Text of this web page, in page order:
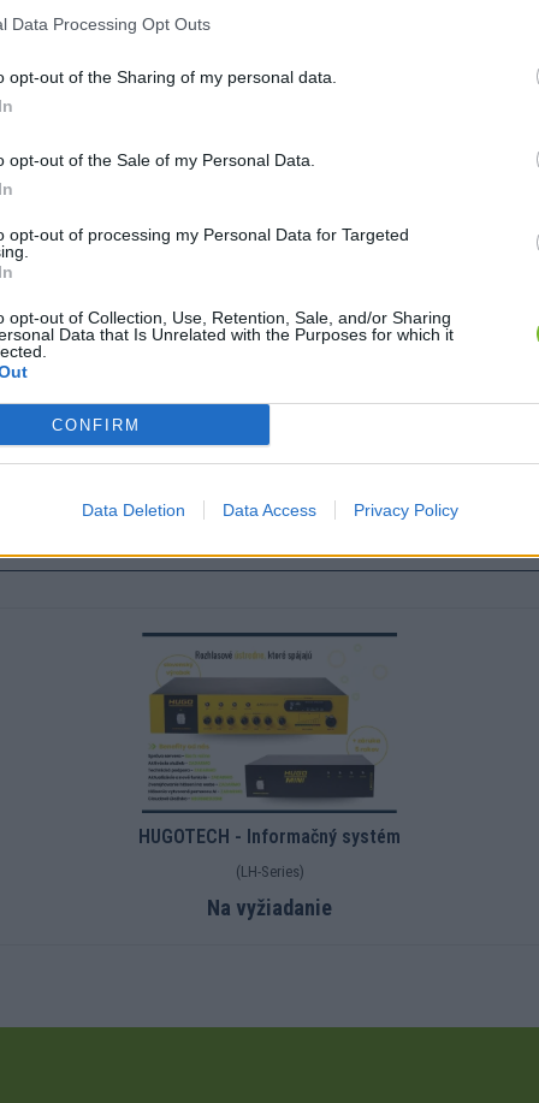
Data Processing Opt Outs
opt-out of the Sharing of my personal data.
opt-out of the Sale of my Personal Data.
opt-out of processing my Personal Data for Targeted
opt-out of Collection, Use, Retention, Sale, and/or Sharing
Data that Is Unrelated with the Purposes for which it
CONFIRM
Data Deletion Data Access Privacy Policy
sa výhradne o montáž a fyzické zapojenie na mieste.
rozhlasovej ústredne
HUGOTECH - Informačný systém
(LH-Series)
Na vyžiadanie